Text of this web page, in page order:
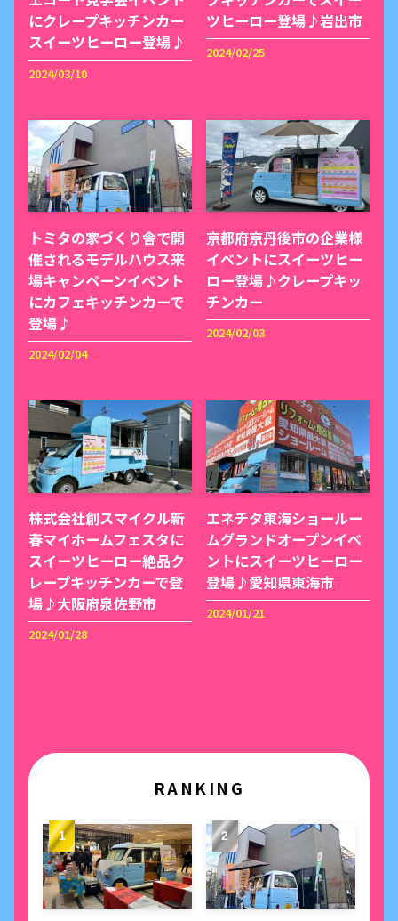
にクレープキッチンカー
スイーツヒーロー登場♪
2024/03/10
ツヒーロー登場♪岩出市
2024/02/25
トミタの家づくり舎で開
催されるモデルハウス来
場キャンペーンイベント
にカフェキッチンカーで
登場♪
2024/02/04
京都府京丹後市の企業様
イベントにスイーツヒー
ロー登場♪クレープキッ
チンカー
2024/02/03
株式会社創スマイクル新
春マイホームフェスタに
スイーツヒーロー絶品ク
レープキッチンカーで登
場♪大阪府泉佐野市
2024/01/28
エネチタ東海ショールー
ムグランドオープンイベ
ントにスイーツヒーロー
登場♪愛知県東海市
2024/01/21
RANKING